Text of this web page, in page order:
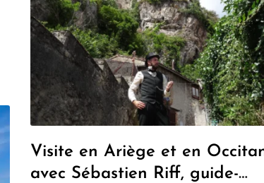
Visite en Ariège et en
avec Sébastien Riff, guide-